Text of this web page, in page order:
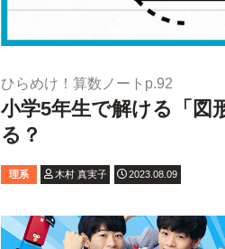
ひらめけ！算数ノートp.92
小学5年生で解ける「図
る？
理系 木村 真実子 2023.08.09